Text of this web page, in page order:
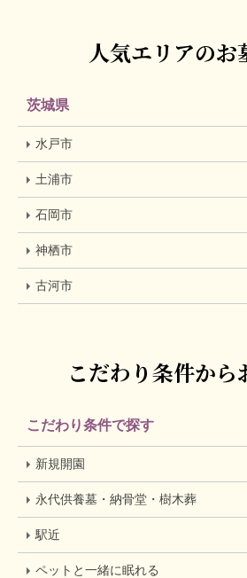
人気エリアのお
茨城県
水戸市
土浦市
石岡市
神栖市
古河市
こだわり条件から
こだわり条件で探す
新規開園
永代供養墓・納骨堂・樹木葬
駅近
ペットと一緒に眠れる